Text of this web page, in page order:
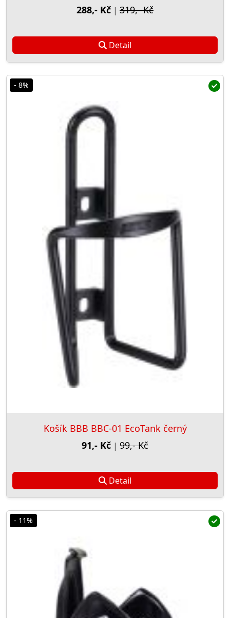
288,- Kč | 319,- Kč
Detail
- 8%
Košík BBB BBC-01 EcoTank černý
91,- Kč | 99,- Kč
Detail
- 11%